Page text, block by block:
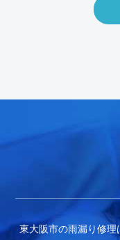
東大阪市の雨漏り修